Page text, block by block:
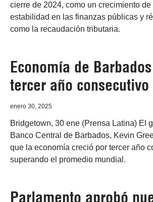
cierre de 2024, como un crecimiento de
estabilidad en las finanzas públicas y
como la recaudación tributaria.
Economía de
tercer año consecutivo
enero 30, 2025
Bridgetown, 30 ene (Prensa Latina) El
Banco Central de Barbados, Kevin
que la economía creció por tercer año
superando el promedio mundial.
Parlamento aprobó